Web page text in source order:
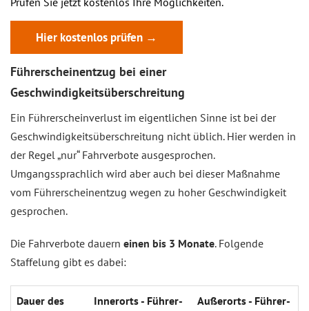
Hier kostenlos prüfen →
Führerscheinentzug bei einer
Geschwindigkeitsüberschreitung
Ein Führerscheinverlust im eigentlichen Sinne ist bei der
Geschwindigkeitsüberschreitung nicht üblich. Hier werden in
der Regel „nur“ Fahrverbote ausgesprochen.
Umgangssprachlich wird aber auch bei dieser Maßnahme
vom Führerscheinentzug wegen zu hoher Geschwindigkeit
gesprochen.
Die Fahrverbote dauern einen bis 3 Monate. Folgende
Staffelung gibt es dabei:
Dauer des
Innerorts - Führer­
Außerorts - Führer­